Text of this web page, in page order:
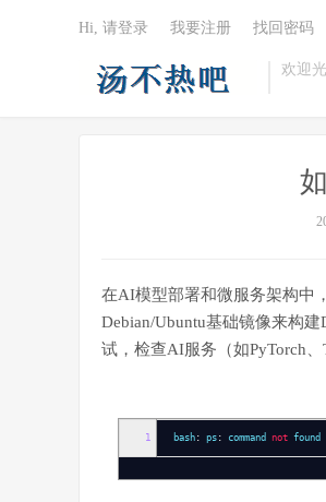
欢迎
Hi, 请登录 我要注册 找回密码
在AI模型部署和微服务架构中
Debian/Ubuntu基础镜像来构
试，检查AI服务（如PyTorch
1 bash : ps : command not found